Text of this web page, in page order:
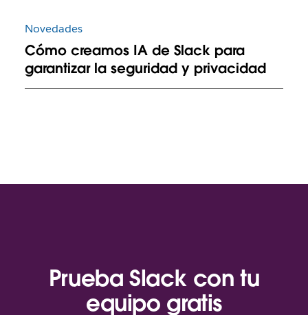
Novedades
Cómo creamos IA de Slack para
garantizar la seguridad y privacidad
Prueba Slack con tu
equipo gratis